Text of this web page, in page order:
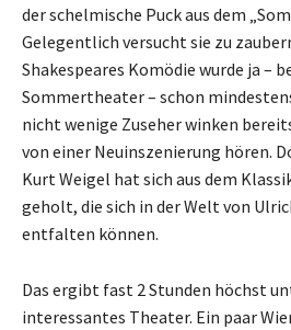
der schelmische Puck aus dem
Gelegentlich versucht sie zu
Shakespeares Komödie wurde ja –
Sommertheater – schon
nicht wenige Zuseher winken
von einer Neuinszenierung hören.
Kurt Weigel hat sich aus dem
geholt, die sich in der Welt von
entfalten können.
Das ergibt fast 2 Stunden höchst
interessantes Theater. Ein paar